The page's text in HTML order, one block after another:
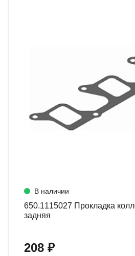
В наличии
650.1115027 Прокладка коллектора впускного
задняя
208 ₽